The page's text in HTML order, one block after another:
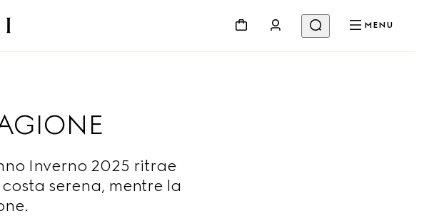
MENU
Inverno 2025 ritrae
serena, mentre la